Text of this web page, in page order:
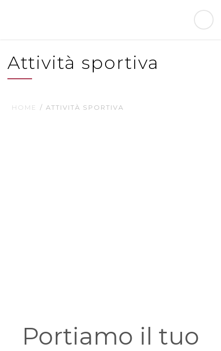
Attività sportiva
HOME ATTIVITÀ SPORTIVA
Portiamo il tuo